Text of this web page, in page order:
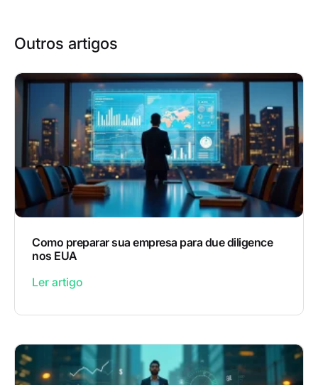
Outros artigos
Como preparar sua empresa para due diligence
nos EUA
Ler artigo